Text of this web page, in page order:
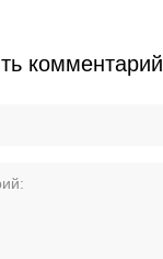
комментарий